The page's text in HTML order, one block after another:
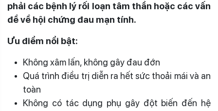
phải các bệnh lý rối loạn tâm thần hoặc các vấn
đề về hội chứng đau mạn tính.
Ưu điểm nổi bật:
Không xâm lấn, không gây đau đớn
Quá trình điều trị diễn ra hết sức thoải mái và an
toàn
Không có tác dụng phụ gây đột biến đến hệ